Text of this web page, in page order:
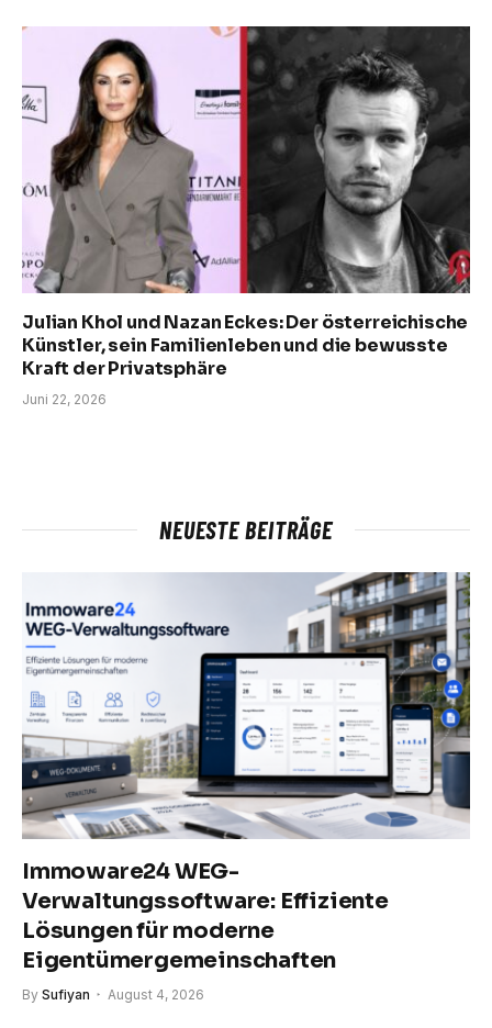
Julian Khol und Nazan Eckes: Der österreichische
Künstler, sein Familienleben und die bewusste
Kraft der Privatsphäre
Juni 22, 2026
NEUESTE BEITRÄGE
Immoware24 WEG-
Verwaltungssoftware: Effiziente
Lösungen für moderne
Eigentümergemeinschaften
By Sufiyan August 4, 2026